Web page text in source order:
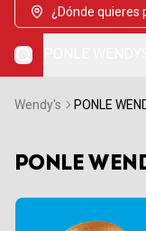
¿Dónde quieres
Wendy's PONLE
PONLE